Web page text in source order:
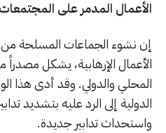
الأعمال المدمر على المجتمعات
إن نشوء الجماعات المسلحة من
الأعمال الإرهابية، يشكل مصدراً
المحلي والدولي. وقد أدى هذا
الدولية إلى الرد عليه بتشديد
واستحداث تدابير جديدة.